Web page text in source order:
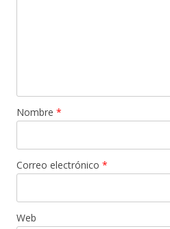
Nombre *
Correo electrónico *
Web